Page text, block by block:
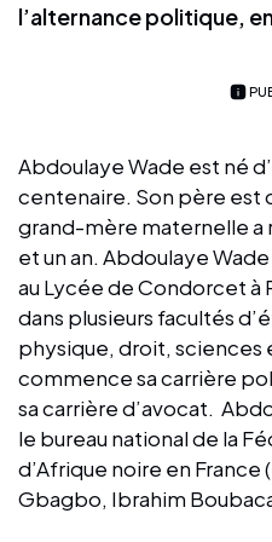
l’alternance politique,
Abdoulaye Wade est né
centenaire. Son père est
grand-mère maternelle a
et un an. Abdoulaye
au Lycée de Condorcet à
dans plusieurs facultés
physique, droit,
commence sa carrière
sa carrière d’avocat.
le bureau national de la
d’Afrique noire en France
Gbagbo, Ibrahim